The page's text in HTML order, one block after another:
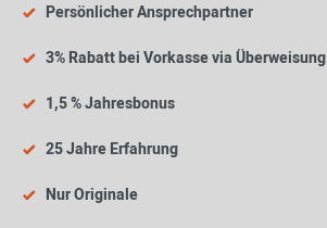
Persönlicher Ansprechpartner
3% Rabatt bei Vorkasse via Überweisung
1,5 % Jahresbonus
25 Jahre Erfahrung
Nur Originale